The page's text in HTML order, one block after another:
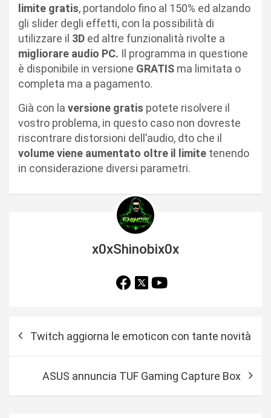
limite gratis, portandolo fino al 150% ed alzando
gli slider degli effetti, con la possibilità di
utilizzare il 3D ed altre funzionalità rivolte a
migliorare audio PC. Il programma in questione
è disponibile in versione GRATIS ma limitata o
completa ma a pagamento.
Già con la versione gratis potete risolvere il
vostro problema, in questo caso non dovreste
riscontrare distorsioni dell’audio, dto che il
volumeviene aumentato oltre il limite tenendo
in considerazione diversi parametri.
x0xShinobix0x
Twitch aggiorna le emoticon con tante novità
ASUS annuncia TUF Gaming Capture Box